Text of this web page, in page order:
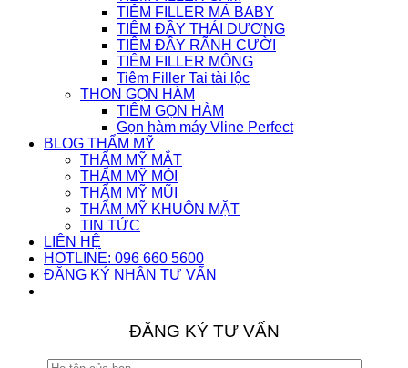
TIÊM FILLER MÁ BABY
TIÊM ĐẦY THÁI DƯƠNG
TIÊM ĐẦY RÃNH CƯỜI
TIÊM FILLER MÔNG
Tiêm Filler Tai tài lộc
THON GỌN HÀM
TIÊM GỌN HÀM
Gọn hàm máy Vline Perfect
BLOG THẨM MỸ
THẨM MỸ MẮT
THẨM MỸ MÔI
THẨM MỸ MŨI
THẨM MỸ KHUÔN MẶT
TIN TỨC
LIÊN HỆ
HOTLINE: 096 660 5600
ĐĂNG KÝ NHẬN TƯ VẤN
ĐĂNG KÝ TƯ VẤN